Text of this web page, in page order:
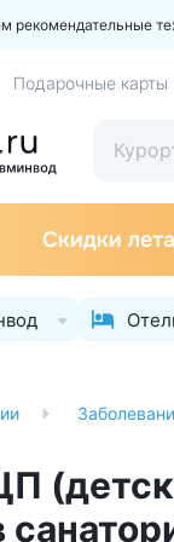
рекомендательные
Подарочные карты